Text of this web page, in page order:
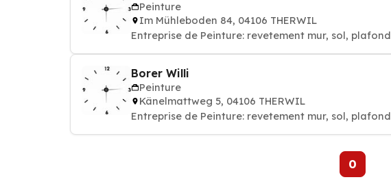
Peinture
Im Mühleboden 84, 04106 THERWIL
Entreprise de Peinture: revetement mur, sol, plafond
Borer Willi
Peinture
Känelmattweg 5, 04106 THERWIL
Entreprise de Peinture: revetement mur, sol, plafond
0